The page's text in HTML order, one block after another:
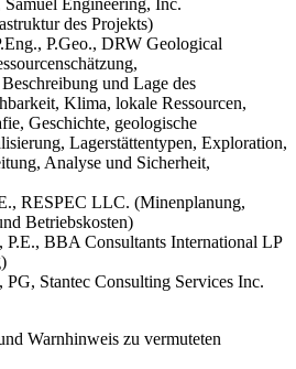
des Projekts)
P.Geo., DRW Geological
und Lage des
Klima, lokale Ressourcen,
Geschichte, geologische
Lagerstättentypen, Exploration,
Analyse und Sicherheit,
RESPEC LLC. (Minenplanung,
Betriebskosten)
P.E., BBA Consultants International LP
Stantec Consulting Services Inc.
Warnhinweis zu vermuteten